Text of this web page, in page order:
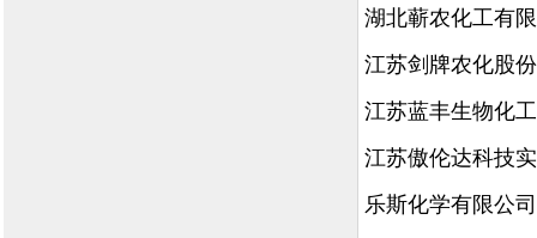
湖北蕲农化工有
江苏剑牌农化股
江苏蓝丰生物化
江苏傲伦达科技
乐斯化学有限公司